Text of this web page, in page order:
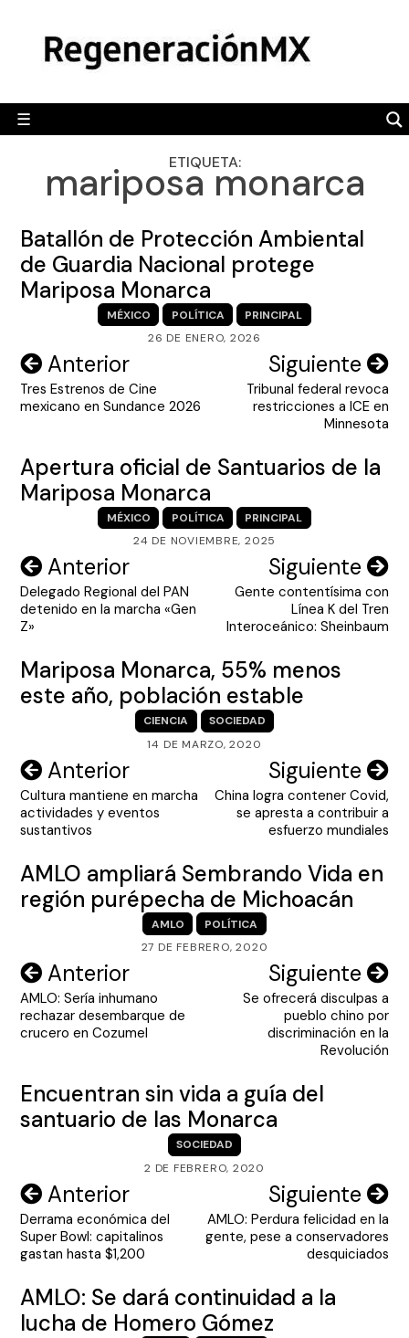
content
☰
POLÍTICA
CAMALEÓN
OPINIÓN
ENGLISH SECTION
VIDEOS
ETIQUETA:
mariposa monarca
Batallón de Protección Ambiental
de Guardia Nacional protege
Mariposa Monarca
MÉXICO POLÍTICA
PRINCIPAL
26 DE ENERO, 2026
Navegación
de
Anterior
Tres Estrenos de Cine
mexicano en Sundance 2026
Siguiente
Tribunal federal revoca
restricciones a ICE en
Minnesota
Apertura oficial de Santuarios de la
Mariposa Monarca
MÉXICO POLÍTICA
PRINCIPAL
24 DE NOVIEMBRE, 2025
Navegación
de
entradas
Anterior
Delegado Regional del PAN
detenido en la marcha «Gen
Z»
Siguiente
Gente contentísima con
Línea K del Tren
Interoceánico: Sheinbaum
Mariposa Monarca, 55% menos
este año, población estable
CIENCIA
SOCIEDAD
14 DE MARZO, 2020
Navegación
de
entradas
Anterior
Cultura mantiene en marcha
actividades y eventos
sustantivos
Siguiente
China logra contener Covid,
se apresta a contribuir a
esfuerzo mundiales
AMLO ampliará Sembrando Vida en
región purépecha de Michoacán
AMLO
POLÍTICA
27 DE FEBRERO, 2020
Navegación
de
entradas
Anterior
AMLO: Sería inhumano
rechazar desembarque de
crucero en Cozumel
Siguiente
Se ofrecerá disculpas a
pueblo chino por
discriminación en la
Revolución
Encuentran sin vida a guía del
santuario de las Monarca
SOCIEDAD
2 DE FEBRERO, 2020
Navegación
de
entradas
Anterior
Derrama económica del
Super Bowl: capitalinos
gastan hasta $1,200
Siguiente
AMLO: Perdura felicidad en la
gente, pese a conservadores
desquiciados
AMLO: Se dará continuidad a la
lucha de Homero Gómez